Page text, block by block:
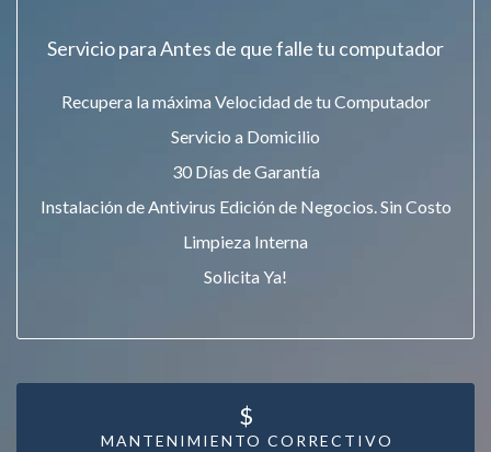
Servicio para Antes de que falle tu computador
Recupera la máxima Velocidad de tu Computador
Servicio a Domicilio
30 Días de Garantía
Instalación de Antivirus Edición de Negocios. Sin Costo
Limpieza Interna
Solicita Ya!
MANTENIMIENTO CORRECTIVO
$